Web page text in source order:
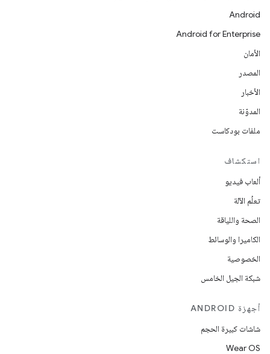
Android
Android for Enterprise
الأمان
المصدر
الأخبار
المدوّنة
ملفات بودكاست
استكشاف
ألعاب فيديو
تعلُم الآلة
الصحة واللياقة
الكاميرا والوسائط
الخصوصية
شبكة الجيل الخامس
أجهزة ANDROID
شاشات كبيرة الحجم
Wear OS